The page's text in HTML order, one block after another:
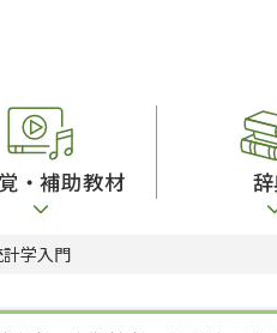
・補助教材
学入門